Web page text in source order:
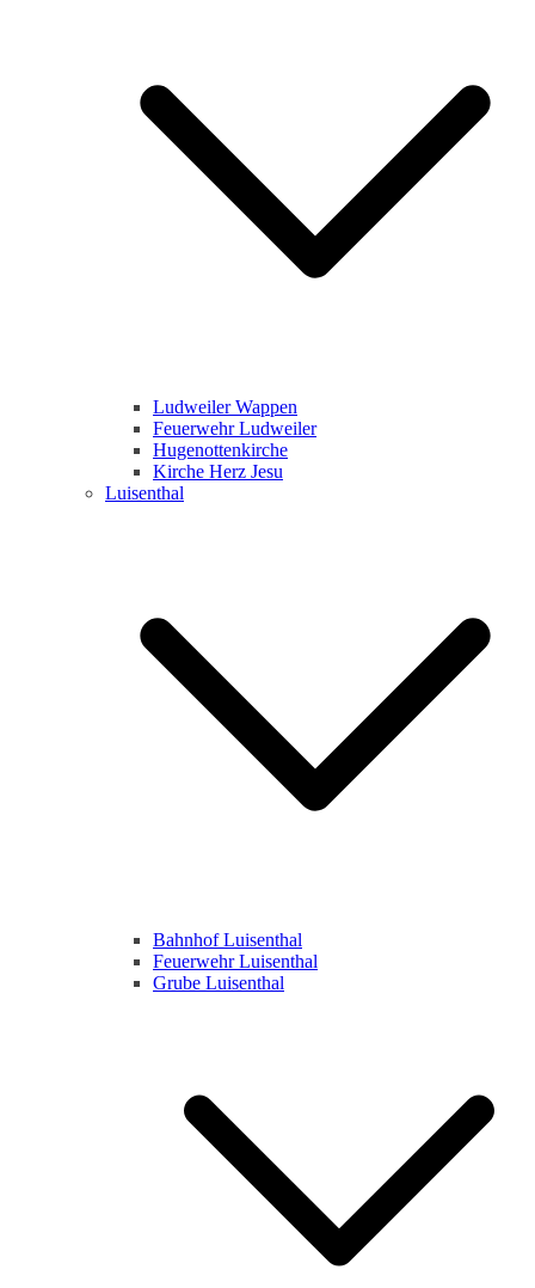
Ludweiler Wappen
Feuerwehr Ludweiler
Hugenottenkirche
Kirche Herz Jesu
Luisenthal
Bahnhof Luisenthal
Feuerwehr Luisenthal
Grube Luisenthal